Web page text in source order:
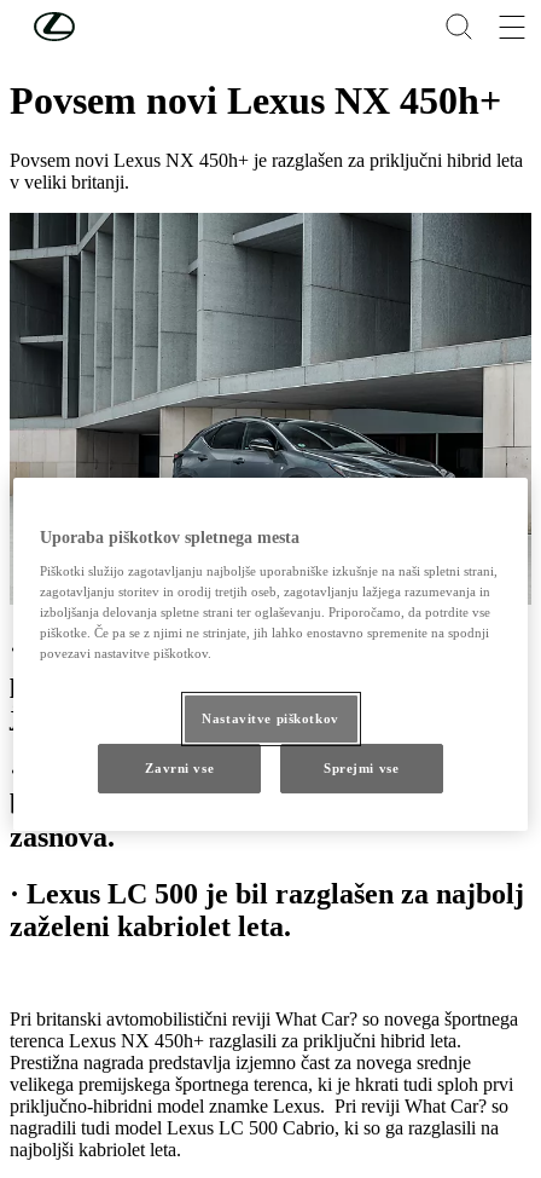
Skip to Main Content
ODKRIJTE LEXUS
Povsem novi Lexus NX 450h+
Povsem novi Lexus NX 450h+ je razglašen za priključni hibrid leta
v veliki britanji.
· Lexus NX 450h+ je dobitnik nagrade
priključni hibrid leta v Veliki Britaniji, ki
jo podeljujejo pri reviji What Car?.
· Žirante je prepričala njegova
brezkompromisna elektrificirana
zasnova.
· Lexus LC 500 je bil razglašen za najbolj
zaželeni kabriolet leta.
Pri britanski avtomobilistični reviji What Car? so novega športnega
terenca Lexus NX 450h+ razglasili za priključni hibrid leta.
Prestižna nagrada predstavlja izjemno čast za novega srednje
velikega premijskega športnega terenca, ki je hkrati tudi sploh prvi
priključno-hibridni model znamke Lexus. Pri reviji What Car? so
nagradili tudi model Lexus LC 500 Cabrio, ki so ga razglasili na
najboljši kabriolet leta.
Uporaba piškotkov spletnega mesta
Piškotki služijo zagotavljanju najboljše uporabniške izkušnje na naši spletni strani,
zagotavljanju storitev in orodij tretjih oseb, zagotavljanju lažjega razumevanja in
izboljšanja delovanja spletne strani ter oglaševanju. Priporočamo, da potrdite vse
piškotke. Če pa se z njimi ne strinjate, jih lahko enostavno spremenite na spodnji
povezavi nastavitve piškotkov.
Nastavitve piškotkov
Zavrni vse Sprejmi vse